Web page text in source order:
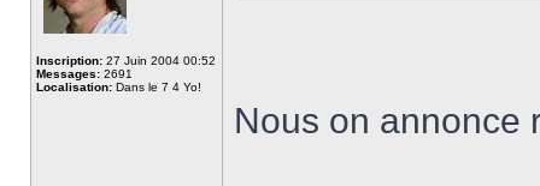
Inscription: 27 Juin 2004 00:52
Messages: 2691
Localisation: Dans le 7 4 Yo!
Nous on annonce